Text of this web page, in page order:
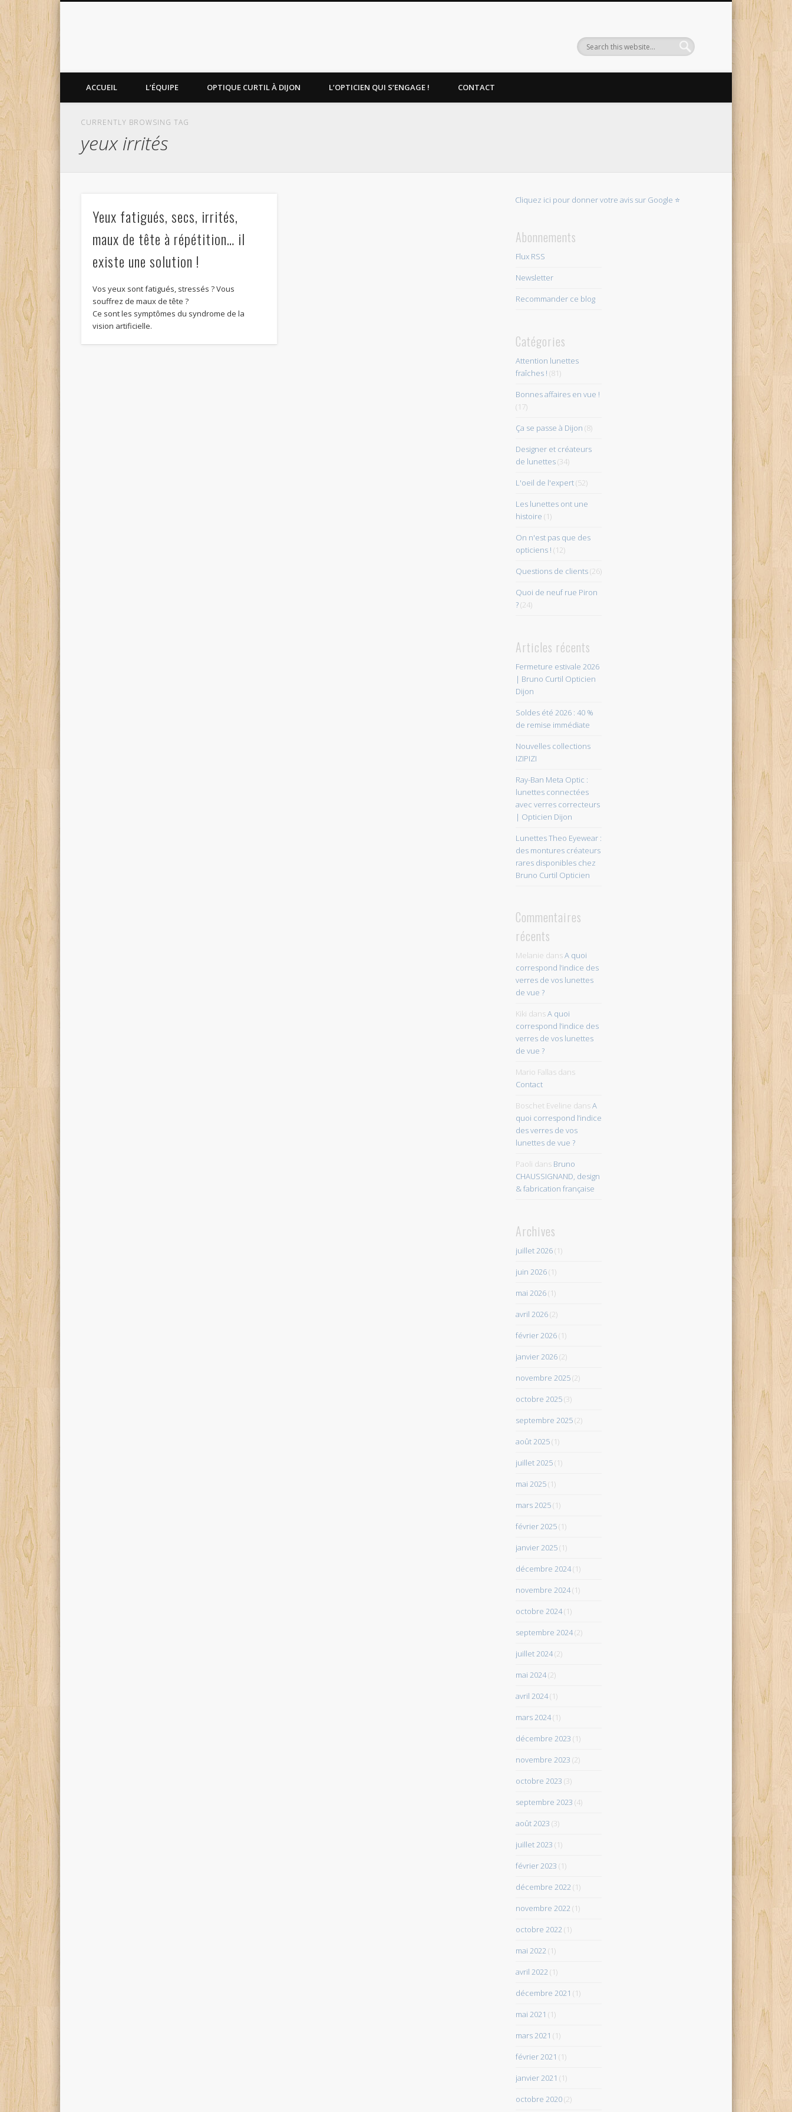
ACCUEIL L’ÉQUIPE OPTIQUE CURTIL À DIJON L’OPTICIEN QUI S’ENGAGE ! CONTACT
CURRENTLY BROWSING TAG
yeux irrités
Yeux fatigués, secs, irrités,
maux de tête à répétition… il
existe une solution !
Vos yeux sont fatigués, stressés ? Vous
souffrez de maux de tête ?
Ce sont les symptômes du syndrome de la
vision artificielle.
Cliquez ici pour donner votre avis sur Google ⭐
Abonnements
Flux RSS
Newsletter
Recommander ce blog
Catégories
Attention lunettes
fraîches ! (81)
Bonnes affaires en vue !
(17)
Ça se passe à Dijon (8)
Designer et créateurs
de lunettes(34)
L'oeil de l'expert(52)
Les lunettes ont une
histoire (1)
On n'est pas que des
opticiens ! (12)
Questions de clients(26)
Quoi de neuf rue Piron
?(24)
Articles récents
Fermeture estivale 2026
| Bruno Curtil Opticien
Dijon
Soldes été 2026 : 40 %
de remise immédiate
Nouvelles collections
IZIPIZI
Ray-Ban Meta Optic :
lunettes connectées
avec verres correcteurs
| Opticien Dijon
Lunettes Theo Eyewear :
des montures créateurs
rares disponibles chez
Bruno Curtil Opticien
Commentaires
récents
Melanie dansA quoi
correspond l’indice des
verres de vos lunettes
de vue ?
Kiki dansA quoi
correspond l’indice des
verres de vos lunettes
de vue ?
Mario Fallasdans
Contact
Boschet Eveline dansA
quoi correspond l’indice
des verres de vos
lunettes de vue ?
Paoli dans Bruno
CHAUSSIGNAND, design
& fabrication française
Archives
juillet 2026(1)
juin 2026(1)
mai 2026(1)
avril 2026(2)
février 2026(1)
janvier 2026(2)
novembre 2025(2)
octobre 2025(3)
septembre 2025(2)
août 2025(1)
juillet 2025(1)
mai 2025(1)
mars 2025(1)
février 2025(1)
janvier 2025(1)
décembre 2024(1)
novembre 2024(1)
octobre 2024(1)
septembre 2024(2)
juillet 2024(2)
mai 2024(2)
avril 2024(1)
mars 2024(1)
décembre 2023 (1)
novembre 2023 (2)
octobre 2023 (3)
septembre 2023 (4)
août 2023 (3)
juillet 2023 (1)
février 2023 (1)
décembre 2022 (1)
novembre 2022 (1)
octobre 2022 (1)
mai 2022 (1)
avril 2022 (1)
décembre 2021 (1)
mai 2021 (1)
mars 2021 (1)
février 2021 (1)
janvier 2021 (1)
octobre 2020(2)